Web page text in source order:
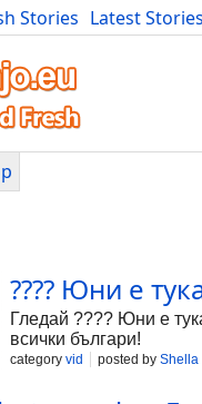
Stories Latest Stories
Bulgaria Fitness
???? Юни е
Гледай ???? Юни е
всички българи!
category vid posted by Shella